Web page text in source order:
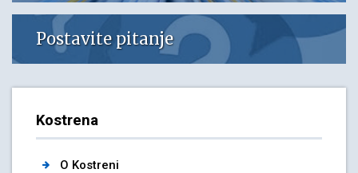
Postavite pitanje
Kostrena
O Kostreni